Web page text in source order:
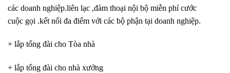
các doanh nghiệp.liên lạc ,đàm thoại nội bộ miễn phí cước
cuộc gọi .kết nối đa điểm với các bộ phận tại doanh nghiệp.
+ lắp tổng đài cho Tòa nhà
+ lắp tổng đài cho nhà xưởng